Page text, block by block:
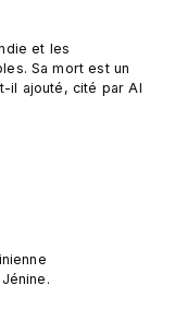
et les
Sa mort est un
il ajouté, cité par Al